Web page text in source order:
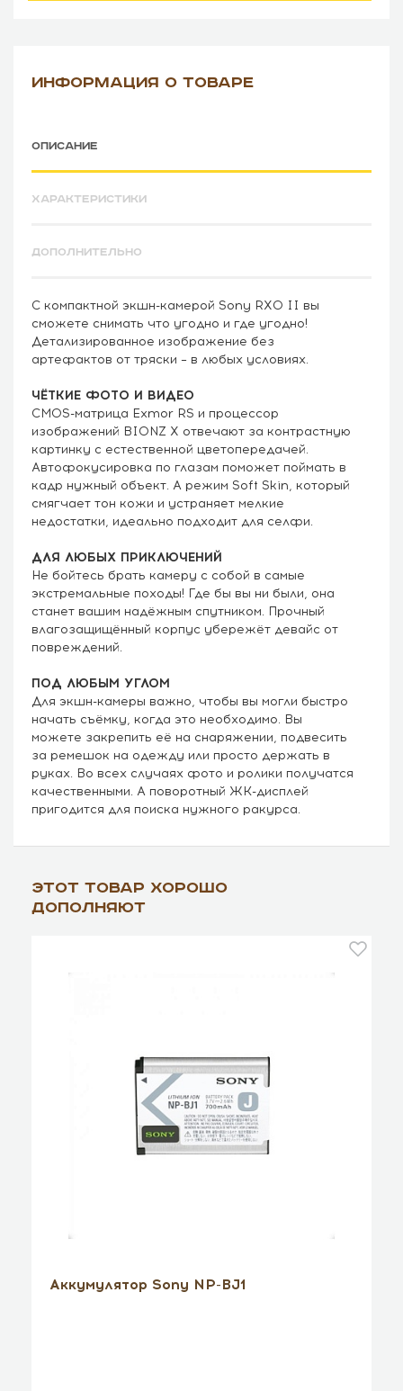
ИНФОРМАЦИЯ О ТОВАРЕ
ОПИСАНИЕ
ХАРАКТЕРИСТИКИ
ДОПОЛНИТЕЛЬНО
С компактной экшн-камерой Sony RX0 II вы
сможете снимать что угодно и где угодно!
Детализированное изображение без
артефактов от тряски – в любых условиях.
ЧЁТКИЕ ФОТО И ВИДЕО
CMOS-матрица Exmor RS и процессор
изображений BIONZ X отвечают за контрастную
картинку с естественной цветопередачей.
Автофокусировка по глазам поможет поймать в
кадр нужный объект. А режим Soft Skin, который
смягчает тон кожи и устраняет мелкие
недостатки, идеально подходит для селфи.
ДЛЯ ЛЮБЫХ ПРИКЛЮЧЕНИЙ
Не бойтесь брать камеру с собой в самые
экстремальные походы! Где бы вы ни были, она
станет вашим надёжным спутником. Прочный
влагозащищённый корпус убережёт девайс от
повреждений.
ПОД ЛЮБЫМ УГЛОМ
Для экшн-камеры важно, чтобы вы могли быстро
начать съёмку, когда это необходимо. Вы
можете закрепить её на снаряжении, подвесить
за ремешок на одежду или просто держать в
руках. Во всех случаях фото и ролики получатся
качественными. А поворотный ЖК-дисплей
пригодится для поиска нужного ракурса.
Этот товар хорошо
дополняют
Аккумулятор Sony NP-BJ1